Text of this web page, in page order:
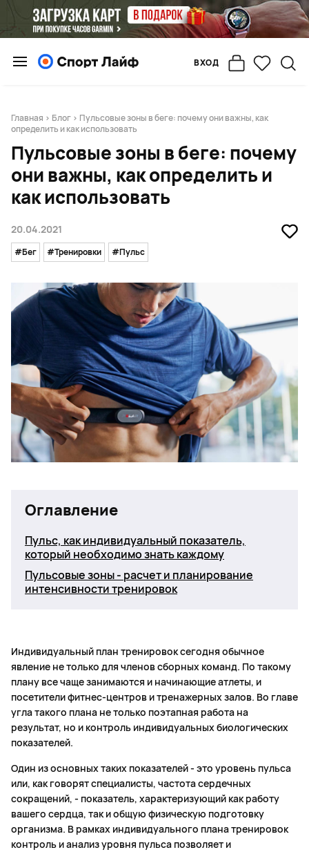
ВХОД
Главная > Блог > Пульсовые зоны в беге: почему они важны, как
определить и как использовать
Пульсовые зоны в беге: почему
они важны, как определить и
как использовать
20.04.2021
#Бег #Тренировки #Пульс
Оглавление
Пульс, как индивидуальный показатель,
который необходимо знать каждому
Пульсовые зоны - расчет и планирование
интенсивности тренировок
Индивидуальный план тренировок сегодня обычное
явление не только для членов сборных команд. По такому
плану все чаще занимаются и начинающие атлеты, и
посетители фитнес-центров и тренажерных залов. Во главе
угла такого плана не только поэтапная работа на
результат, но и контроль индивидуальных биологических
показателей.
Один из основных таких показателей - это уровень пульса
или, как говорят специалисты, частота сердечных
сокращений, - показатель, характеризующий как работу
вашего сердца, так и общую физическую подготовку
организма. В рамках индивидуального плана тренировок
контроль и анализ уровня пульса позволяет и